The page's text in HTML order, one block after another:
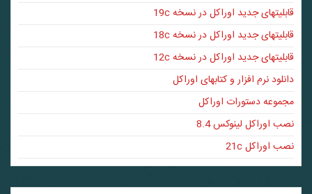
قابلیتهای جدید اوراکل در نسخه 19c
قابلیتهای جدید اوراکل در نسخه 18c
قابلیتهای جدید اوراکل در نسخه 12c
دانلود نرم افزار و کتابهای اوراکل
مجموعه دستورات اوراکل
نصب اوراکل لینوکس 8.4
نصب اوراکل 21c